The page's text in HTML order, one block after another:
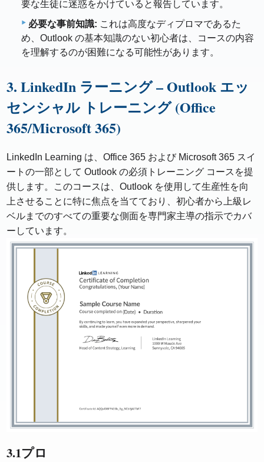
要な生徒に迷惑をかけていると報告しています。
必要な事前知識: これは高度なディプロマであるた
め、Outlook の基本知識のない初心者は、コースの内容
を理解するのが困難になる可能性があります。
3. LinkedIn ラーニング – Outlook エッ
センシャル トレーニング (Office
365/Microsoft 365)
LinkedIn Learning は、Office 365 および Microsoft 365 スイ
ートの一部として Outlook の必須トレーニング コースを提
供します。このコースは、Outlook を使用して生産性を向
上させることに特に焦点を当てており、初心者から上級レ
ベルまでのすべての重要な側面を専門家主導の指示でカバ
ーしています。
3.1プロ